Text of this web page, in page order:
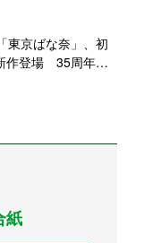
東京ばな奈」、初
作登場 35周年記
紙